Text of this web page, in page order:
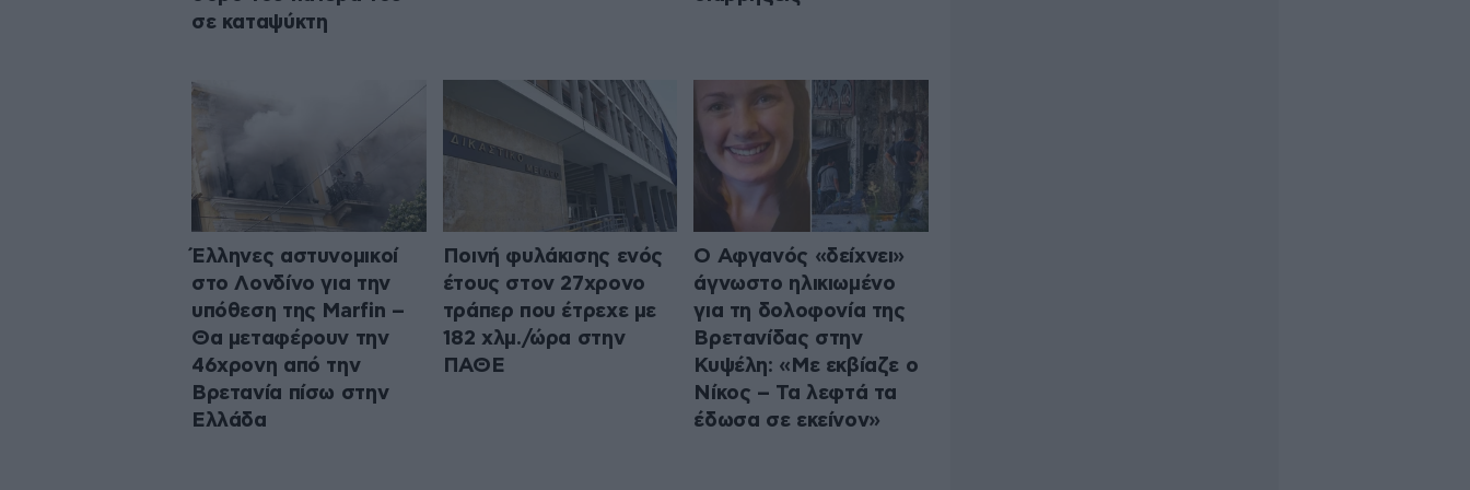
σε καταψύκτη
Έλληνες αστυνομικοί
στο Λονδίνο για την
υπόθεση της Marfin –
Θα μεταφέρουν την
46χρονη από την
Βρετανία πίσω στην
Ελλάδα
Ποινή φυλάκισης ενός
έτους στον 27χρονο
τράπερ που έτρεχε με
182 χλμ./ώρα στην
ΠΑΘΕ
Ο Αφγανός «δείχνει»
άγνωστο ηλικιωμένο
για τη δολοφονία της
Βρετανίδας στην
Κυψέλη: «Με εκβίαζε ο
Νίκος – Τα λεφτά τα
έδωσα σε εκείνον»